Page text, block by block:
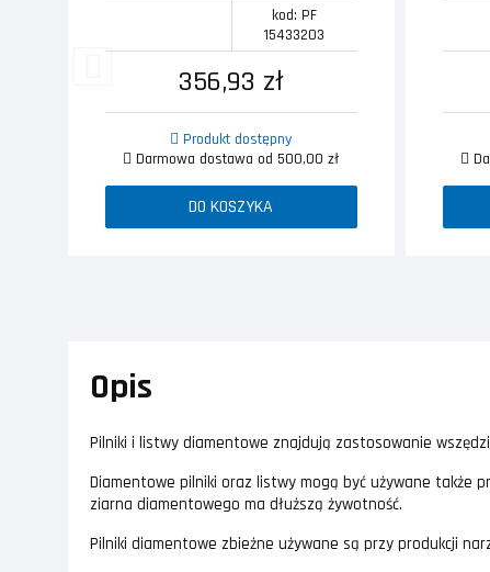
kod: PF
15433203
356,93 zł
Produkt dostępny
Darmowa dostawa od 500,00 zł
DO KOSZYKA
Opis
Pilniki i listwy diamentowe znajdują zastosowanie
Diamentowe pilniki oraz listwy mogą być używane także
ziarna diamentowego ma dłuższą żywotność.
Pilniki diamentowe zbieżne używane są przy produkcji